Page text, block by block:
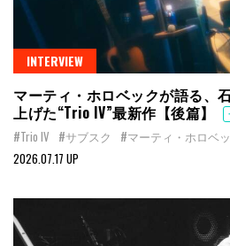
INTERVIEW
マーティ・ホロベックが語る、
上げた“Trio IV”最新作【後篇】
#Trio IV #サブスク #マーティ・ホロベ
2026.07.17 UP